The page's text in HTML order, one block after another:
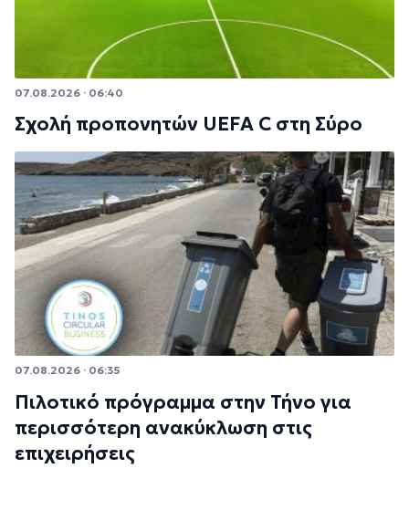
07.08.2026 · 06:40
Σχολή προπονητών UEFA C στη Σύρο
07.08.2026 · 06:35
Πιλοτικό πρόγραμμα στην Τήνο για
περισσότερη ανακύκλωση στις
επιχειρήσεις